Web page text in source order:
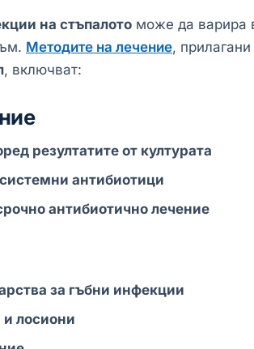
на стъпалото може да варира
Методите на лечение,
, включват:
резултатите от културата
антибиотици
антибиотично лечение
за гъбни инфекции
лосиони